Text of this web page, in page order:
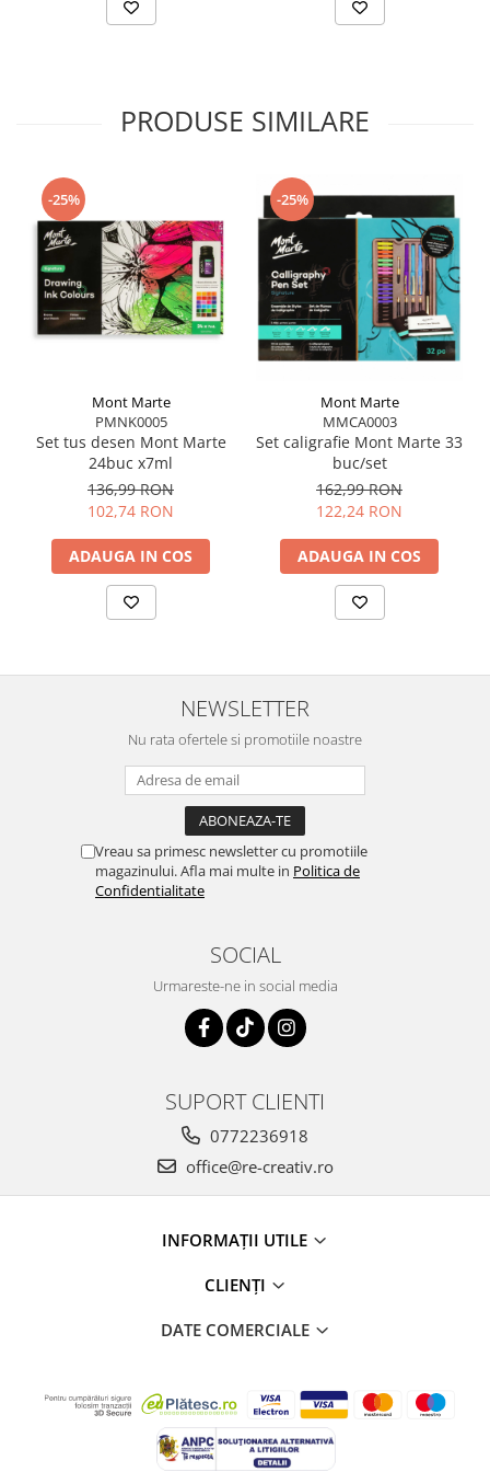
PRODUSE SIMILARE
-25%
Mont Marte
PMNK0005
Set tus desen Mont Marte
24buc x7ml
136,99 RON
102,74 RON
ADAUGA IN COS
-25%
Mont Marte
MMCA0003
Set caligrafie Mont Marte 33
buc/set
162,99 RON
122,24 RON
ADAUGA IN COS
NEWSLETTER
Nu rata ofertele si promotiile noastre
Vreau sa primesc newsletter cu promotiile
magazinului. Afla mai multe in Politica de
Confidentialitate
SOCIAL
Urmareste-ne in social media
SUPORT CLIENTI
0772236918
office@re-creativ.ro
INFORMAȚII UTILE
CLIENȚI
DATE COMERCIALE